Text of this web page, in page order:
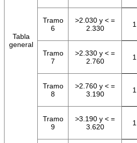
Tabla
general
Tramo
6
>2.030 y < =
2.330
Tramo
7
>2.330 y < =
2.760
Tramo
8
>2.760 y < =
3.190
Tramo
9
>3.190 y < =
3.620